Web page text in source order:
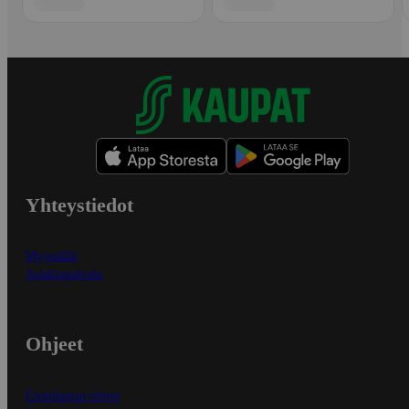
Yhteystiedot
Myymälät
Asiakaspalvelu
Ohjeet
Ensitilaajan ohjeet